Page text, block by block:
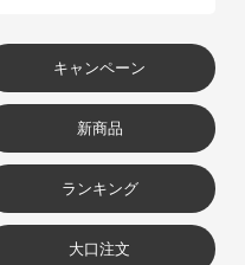
キャンペーン
新商品
ランキング
大口注文